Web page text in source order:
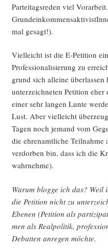
Par­tei­tags­re­den viel
mal gesagt!).
Viel­leicht ist die E‑Petition
Pro­fes­sio­na­li­sie­rung zu
grund sich allei­ne
un­ter­zeich­ne­ten Peti­ti­on
einer sehr lan­gen Lun­te
Lust. Aber viel­leicht
Tagen noch jemand vom
die ehren­amt­li­che Teil­nah­me
ver­dor­ben bin, dass ich die
wahrnehme).
War­um blog­ge ich das? Weil
die Peti­ti­on nicht zu
Ebe­nen (Peti­ti­on als
men als Real­po­li­tik,
Debat­ten anre­gen möchte.